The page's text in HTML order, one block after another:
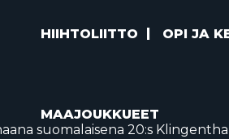
HIIHTOLIITTO OPI JA
MAAJOUKKUEET
suomalaisena 20:s